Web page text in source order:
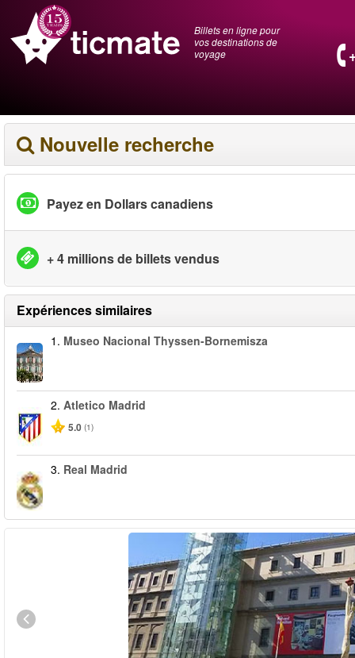
Billets en ligne pour
vos destinations de
voyage
Nouvelle recherche
Payez en Dollars canadiens
+ 4 millions de billets vendus
Expériences similaires
1. Museo Nacional Thyssen-Bornemisza
2. Atletico Madrid
5.0 (1)
3. Real Madrid